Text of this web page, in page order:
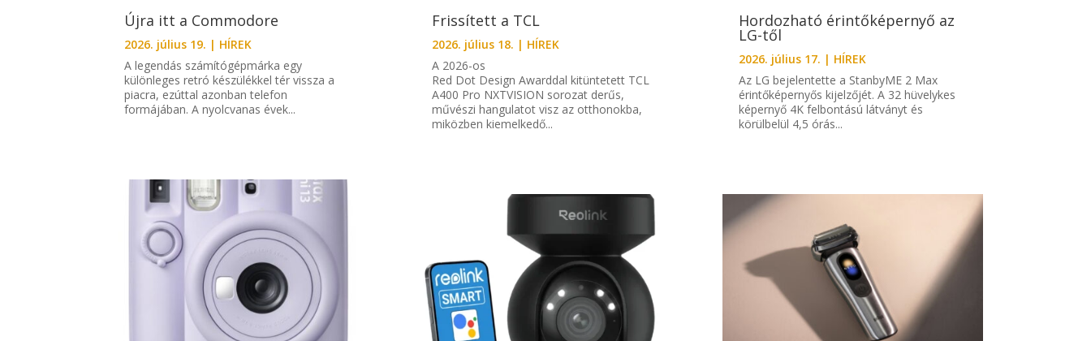
Újra itt a Commodore
2026. július 19. | HÍREK
A legendás számítógépmárka egy
különleges retró készülékkel tér vissza a
piacra, ezúttal azonban telefon
formájában. A nyolcvanas évek...
Frissített a TCL
2026. július 18. | HÍREK
A 2026-os
Red Dot Design Awarddal kitüntetett TCL
A400 Pro NXTVISION sorozat derűs,
művészi hangulatot visz az otthonokba,
miközben kiemelkedő...
Hordozható érintőképernyő az
LG-től
2026. július 17. | HÍREK
Az LG bejelentette a StanbyME 2 Max
érintőképernyős kijelzőjét. A 32 hüvelykes
képernyő 4K felbontású látványt és
körülbelül 4,5 órás...